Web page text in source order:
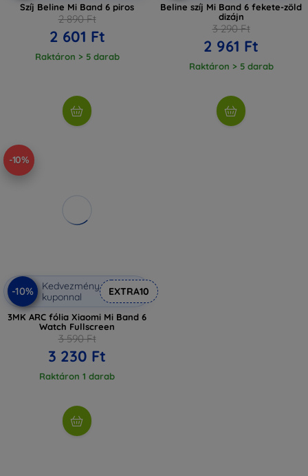
Szíj Beline Mi Band 6 piros
2 890 Ft
2 601 Ft
Raktáron > 5 darab
Beline szíj Mi Band 6 fekete-zöld
dizájn
3 290 Ft
2 961 Ft
Raktáron > 5 darab
-10%
-10%
Kedvezmény
kuponnal
EXTRA10
3MK ARC fólia Xiaomi Mi Band 6
Watch Fullscreen
3 590 Ft
3 230 Ft
Raktáron 1 darab